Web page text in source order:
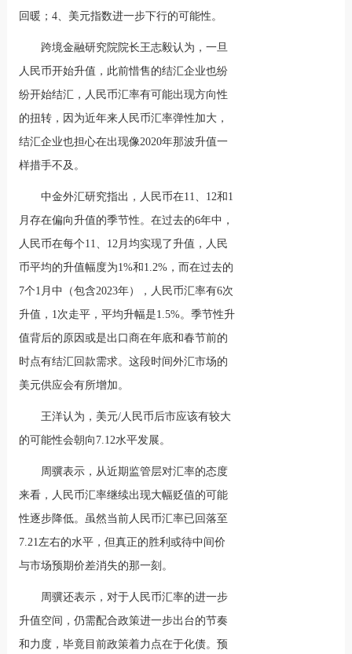
回暖；4、美元指数进一步下行的可能性。
跨境金融研究院院长王志毅认为，一旦
人民币开始升值，此前惜售的结汇企业也纷
纷开始结汇，人民币汇率有可能出现方向性
的扭转，因为近年来人民币汇率弹性加大，
结汇企业也担心在出现像2020年那波升值一
样措手不及。
中金外汇研究指出，人民币在11、12和1
月存在偏向升值的季节性。在过去的6年中，
人民币在每个11、12月均实现了升值，人民
币平均的升值幅度为1%和1.2%，而在过去的
7个1月中（包含2023年），人民币汇率有6次
升值，1次走平，平均升幅是1.5%。季节性升
值背后的原因或是出口商在年底和春节前的
时点有结汇回款需求。这段时间外汇市场的
美元供应会有所增加。
王洋认为，美元/人民币后市应该有较大
的可能性会朝向7.12水平发展。
周骥表示，从近期监管层对汇率的态度
来看，人民币汇率继续出现大幅贬值的可能
性逐步降低。虽然当前人民币汇率已回落至
7.21左右的水平，但真正的胜利或待中间价
与市场预期价差消失的那一刻。
周骥还表示，对于人民币汇率的进一步
升值空间，仍需配合政策进一步出台的节奏
和力度，毕竟目前政策着力点在于化债。预